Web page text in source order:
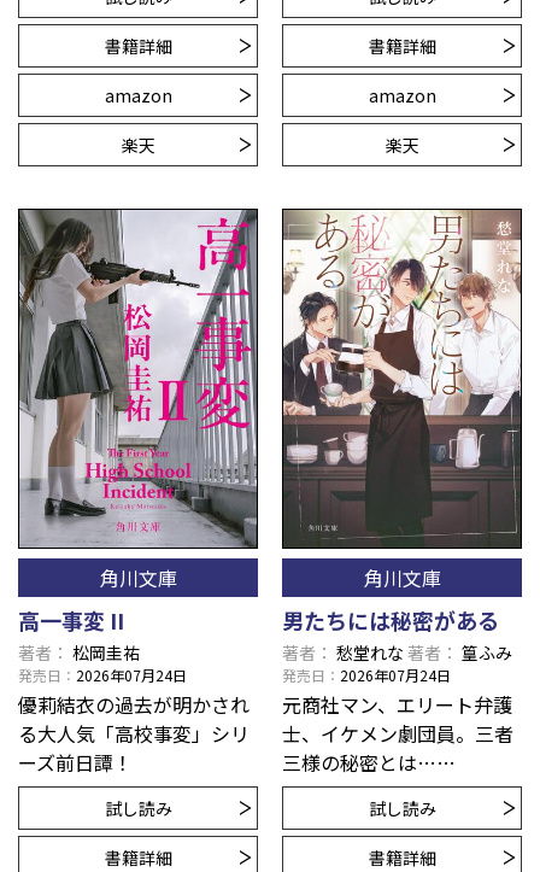
書籍詳細
amazon
楽天
書籍詳細
amazon
楽天
角川文庫
高一事変 II
著者 松岡圭祐
発売日 2026年07月24日
優莉結衣の過去が明かされ
る大人気「高校事変」シリ
ーズ前日譚！
試し読み
書籍詳細
角川文庫
男たちには秘密がある
著者 愁堂れな 著者 篁ふみ
発売日 2026年07月24日
元商社マン、エリート弁護
士、イケメン劇団員。三者
三様の秘密とは……
試し読み
書籍詳細